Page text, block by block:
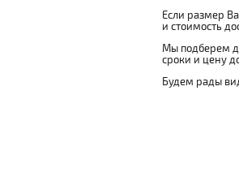
Если размер
и стоимость
Мы подберем
сроки и цену
Будем рады